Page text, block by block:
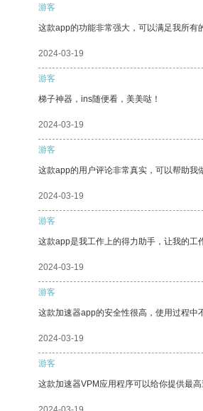
游客
这款app的功能非常强大，可以满足我所有
2024-03-19
游客
梯子神器，ins随便看，美美哒！
2024-03-19
游客
这款app的用户评论非常真实，可以帮助我
2024-03-19
游客
这款app是我工作上的得力助手，让我的工
2024-03-19
游客
这款加速器app的安全性很高，使用过程中
2024-03-19
游客
这款加速器VPM应用程序可以给你提供最